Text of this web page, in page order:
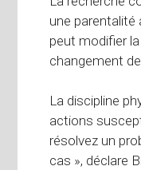
une parentalité
peut modifier
changement
La discipline
actions
résolvez un
cas », déclare